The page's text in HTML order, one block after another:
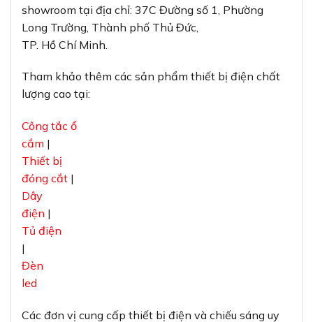
showroom tại địa chỉ: 37C Đường số 1, Phường
Long Trường, Thành phố Thủ Đức,
TP. Hồ Chí Minh.
Tham khảo thêm các sản phẩm thiết bị điện chất
lượng cao tại:
Công tắc ổ
cắm |
Thiết bị
đóng cắt |
Dây
điện |
Tủ điện
|
Đèn
led
Các đơn vị cung cấp thiết bị điện và chiếu sáng uy